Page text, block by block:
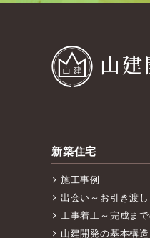
山建
新築住宅
施工事例
出会い～お引き渡
工事着工～完成ま
山建開発の基本構